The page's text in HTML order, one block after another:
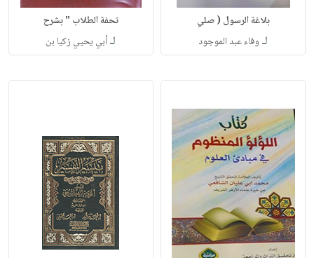
بلاغة الرسول ( صلي
لـ وفاء عبد الموجود
تحفة الطلاب " بشرح
لـأبي يحيي زكيا بن